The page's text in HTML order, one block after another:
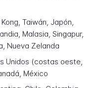
Taiwán, Japón,
Malasia, Singapur,
Nueva Zelanda
Unidos (costas oeste,
México